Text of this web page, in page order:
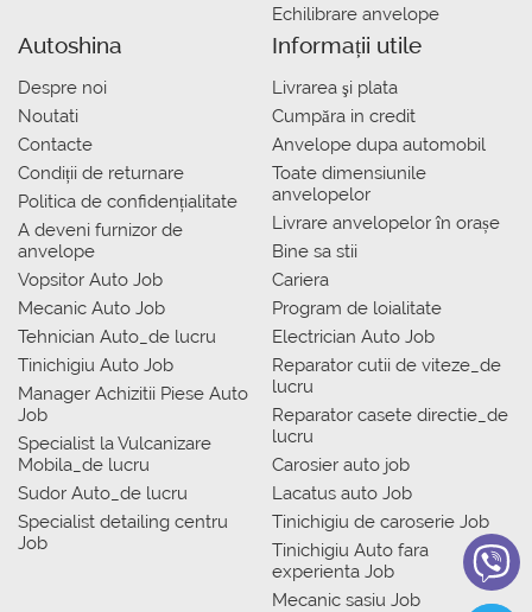
Echilibrare anvelope
Autoshina
Despre noi
Noutati
Contacte
Condiții de returnare
Politica de confidențialitate
A deveni furnizor de
anvelope
Vopsitor Auto Job
Mecanic Auto Job
Tehnician Auto_de lucru
Tinichigiu Auto Job
Manager Achizitii Piese Auto
Job
Specialist la Vulcanizare
Mobila_de lucru
Sudor Auto_de lucru
Specialist detailing centru
Job
Informații utile
Livrarea şi plata
Сumpăra in credit
Anvelope dupa automobil
Toate dimensiunile
anvelopelor
Livrare anvelopelor în orașe
Bine sa stii
Cariera
Program de loialitate
Electrician Auto Job
Reparator cutii de viteze_de
lucru
Reparator casete directie_de
lucru
Carosier auto job
Lacatus auto Job
Tinichigiu de caroserie Job
Tinichigiu Auto fara
experienta Job
Mecanic sasiu Job